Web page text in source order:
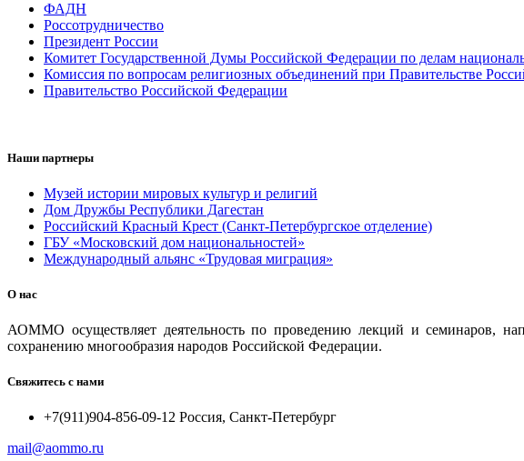
ФАДН
Россотрудничество
Президент России
Комитет Государственной Думы Российской Федерации по делам
Комиссия по вопросам религиозных объединений при Правительстве
Правительство Российской Федерации
Наши партнеры
Музей истории мировых культур и религий
Дом Дружбы Республики Дагестан
Российский Красный Крест (Санкт-Петербургское отделение)
ГБУ «Московский дом национальностей»
Международный альянс «Трудовая миграция»
О нас
АОММО осуществляет деятельность по проведению лекций и семинаров,
сохранению многообразия народов Российской Федерации.
Свяжитесь с нами
+7(911)904-856-09-12 Россия, Санкт-Петербург
mail@aommo.ru